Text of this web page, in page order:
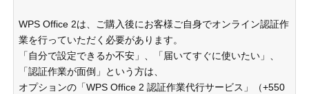
WPS Office 2は、ご購入後にお客様ご自身でオンライン認証作
業を行っていただく必要があります。
「自分で設定できるか不安」、「届いてすぐに使いたい」、
「認証作業が面倒」という方は、
オプションの「WPS Office 2 認証作業代行サービス」（+550